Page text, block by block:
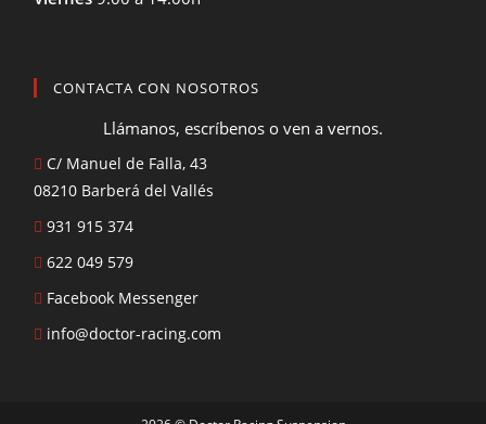
CONTACTA CON NOSOTROS
Llámanos, escríbenos o ven a vernos.
C/ Manuel de Falla, 43
08210 Barberá del Vallés
931 915 374
622 049 579
Facebook Messenger
info@doctor-racing.com